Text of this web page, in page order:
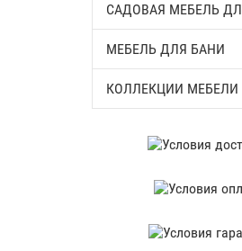
САДОВАЯ МЕБЕЛЬ
МЕБЕЛЬ ДЛЯ БАНИ
КОЛЛЕКЦИИ МЕБЕЛИ